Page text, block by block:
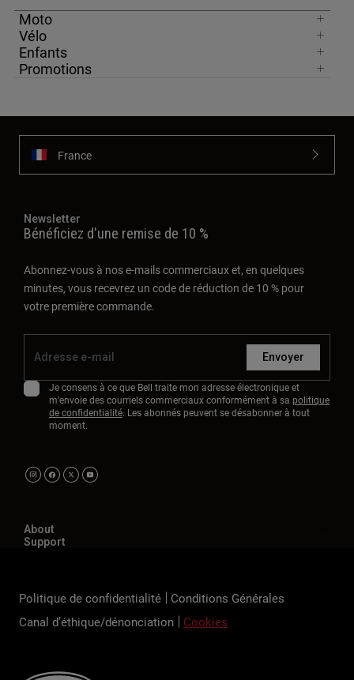
Moto
Vélo
Enfants
Promotions
France
Newsletter
Bénéficiez d'une remise de 10 %
Abonnez-vous à nos e-mails commerciaux et, en quelques
minutes, vous recevrez un code de réduction de 10 % pour
votre première commande.
Envoyer
Je consens à ce que Bell traite mon adresse électronique et
m'envoie des courriels commerciaux conformément à sa politique
de confidentialité. Les abonnés peuvent se désabonner à tout
moment.
About
Support
Politique de confidentialité
Conditions Générales
Canal d’éthique/dénonciation
Cookies